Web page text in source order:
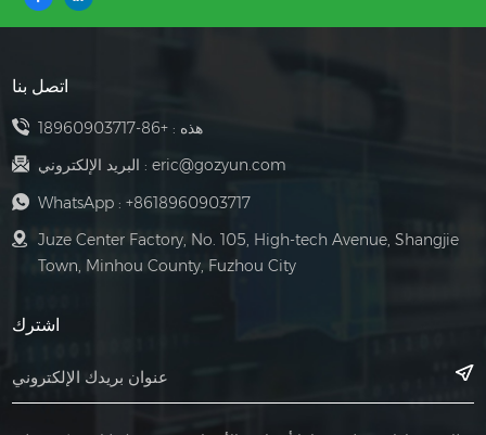
اتصل بنا
هذه :+86-18960903717
البريد الإلكتروني : eric@gozyun.com
WhatsApp : +8618960903717
Juze Center Factory, No. 105, High-tech Avenue, Shangjie
Town, Minhou County, Fuzhou City
اشترك